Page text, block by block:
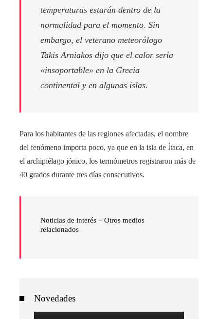
temperaturas estarán dentro de la
normalidad para el momento. Sin
embargo, el veterano meteorólogo
Takis Arniakos dijo que el calor sería
«insoportable» en la Grecia
continental y en algunas islas.
Para los habitantes de las regiones afectadas, el nombre
del fenómeno importa poco, ya que en la isla de Ítaca, en
el archipiélago jónico, los termómetros registraron más de
40 grados durante tres días consecutivos.
Noticias de interés – Otros medios
relacionados
Novedades